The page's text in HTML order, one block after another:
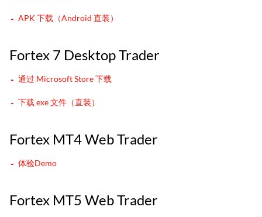
APK 下载（Android 直装）
Fortex 7 Desktop Trader
通过 Microsoft Store 下载
下载 exe 文件（直装）
Fortex MT4 Web Trader
体验Demo
Fortex MT5 Web Trader